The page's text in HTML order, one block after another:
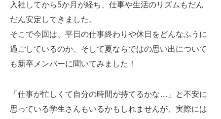
入社してから5か月が経ち、仕事や生活のリズムもだん
だん安定してきました。
そこで今回は、平日の仕事終わりや休日をどんなふうに
過ごしているのか、そして夏ならではの思い出について
も新卒メンバーに聞いてみました！
「仕事が忙しくて自分の時間が持てるかな…」と不安に
思っている学生さんもいるかもしれませんが、実際には